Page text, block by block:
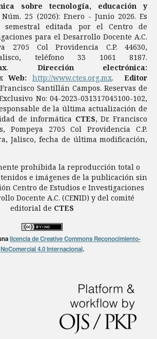
sobre tecnología, educación y
25 (2026): Enero - Junio 2026. Es
semestral editada por el Centro de
para el Desarrollo Docente A.C.
2705 Col Providencia C.P. 44630,
teléfono 33 1061 8187.
. Dirección electrónica:
Web: http://www.ctes.org.mx. Editor
Santillán Campos. Reservas de
No: 04-2023-031317045100-102,
de la última actualización de
de informática CTES, Dr. Francisco
Pompeya 2705 Col Providencia C.P.
Jalisco, fecha de última modificación,
prohibida la reproducción total o
e imágenes de la publicación sin
Centro de Estudios e Investigaciones
Docente A.C. (CENID) y del comité
editorial de CTES
licencia de Creative Commons Reconocimiento-
NoComercial 4.0 Internacional.